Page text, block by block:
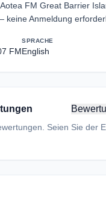
FM Great Barrier
keine Anmeldung
FM
SPRACHE
English
Seien Sie der